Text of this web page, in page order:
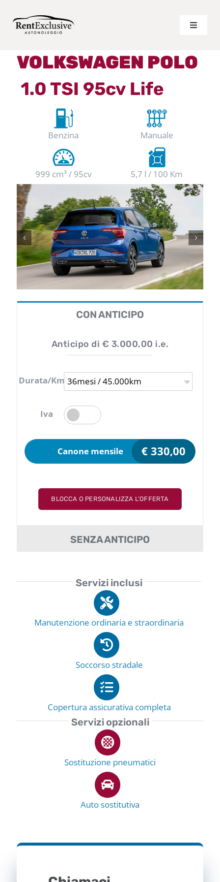
Toggle
LISTINO BREVE TERMINE
VOLKSWAGEN POLO
1.0 TSI 95cv Life
Benzina Manuale
999 cm³ / 95cv 5,7 l / 100 Km
CON ANTICIPO
Anticipo di € 3.000,00 i.e.
Durata/Km 36mesi / 45.000km
Iva
Canone mensile € 330,00
BLOCCA O PERSONALIZZA L’OFFERTA
SENZA ANTICIPO
Servizi inclusi
Manutenzione ordinaria e straordinaria
Soccorso stradale
Copertura assicurativa completa
Servizi opzionali
Sostituzione pneumatici
Auto sostitutiva